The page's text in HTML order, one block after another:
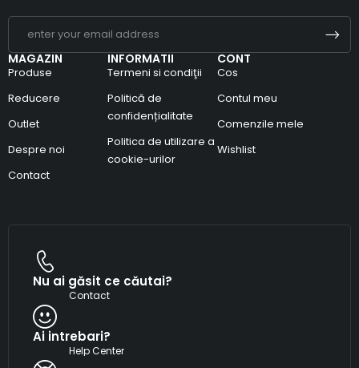
MAGAZIN
Produse
Reducere
Outlet
Despre noi
Contact
INFORMATII
Termeni si condiţii
Politică de
confidențialitate
Politica de utilizare a
cookie-urilor
CONT
Cos
Contul meu
Comenzile mele
Wishlist
Nu ai găsit ce căutai?
Contact
Ai intrebari?
Help Center